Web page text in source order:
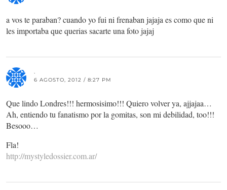
a vos te paraban? cuando yo fui ni frenaban jajaja es como que ni
les importaba que querias sacarte una foto jajaj
.
6 AGOSTO, 2012 / 8:27 PM
Que lindo Londres!!! hermosisimo!!! Quiero volver ya, ajjajaa…
Ah, entiendo tu fanatismo por la gomitas, son mi debilidad, too!!!
Besooo…
Fla!
http://mystyledossier.com.ar/